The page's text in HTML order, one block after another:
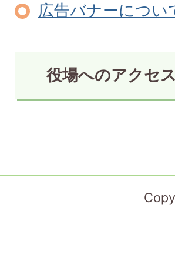
広告バナーについ
役場へのアクセ